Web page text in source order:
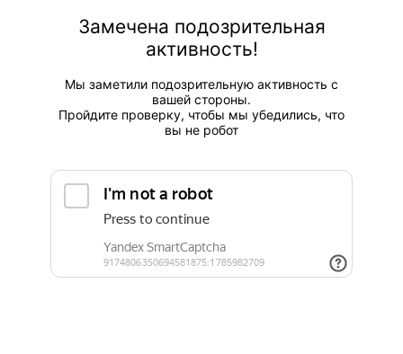
Замечена подозрительная
активность!
Мы заметили подозрительную активность с
вашей стороны.
Пройдите проверку, чтобы мы убедились, что
вы не робот